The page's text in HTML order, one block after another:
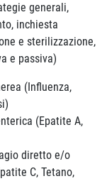
generali,
inchiesta
e sterilizzazione,
e passiva)
(Influenza,
(Epatite A,
diretto e/o
C, Tetano,